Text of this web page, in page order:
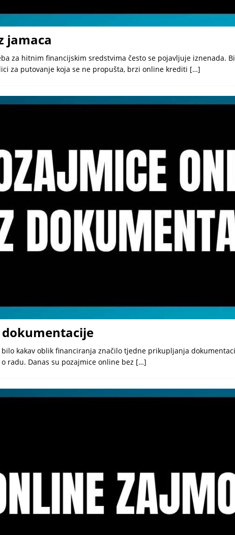
jamaca
za hitnim financijskim sredstvima često se pojavljuje iznenada.
za putovanje koja se ne propušta, brzi online krediti […]
dokumentacije
kakav oblik financiranja značilo tjedne prikupljanja
radu. Danas su pozajmice online bez […]